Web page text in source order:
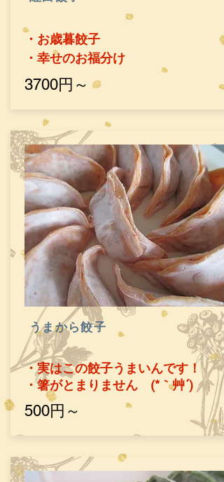
・お歳暮餃子
​・幸せのお福分け
​3700円～
​うまから餃子
・実はこの餃子うまいんです！
​・箸がとまりません (*｀艸´)
​500円～